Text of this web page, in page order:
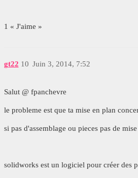
1 « J'aime »
gt22 Juin 3, 2014, 7:52
10
Salut @ fpanchevre
le probleme est que ta mise en plan
si pas d'assemblage ou pieces pas de
solidworks est un logiciel pour créer des